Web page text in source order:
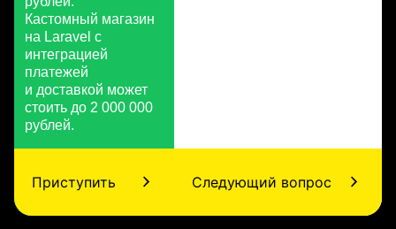
Кастомный магазин
на Laravel с
интеграцией
платежей
и доставкой может
стоить до 2 000 000
рублей.
Приступить Следующий вопрос